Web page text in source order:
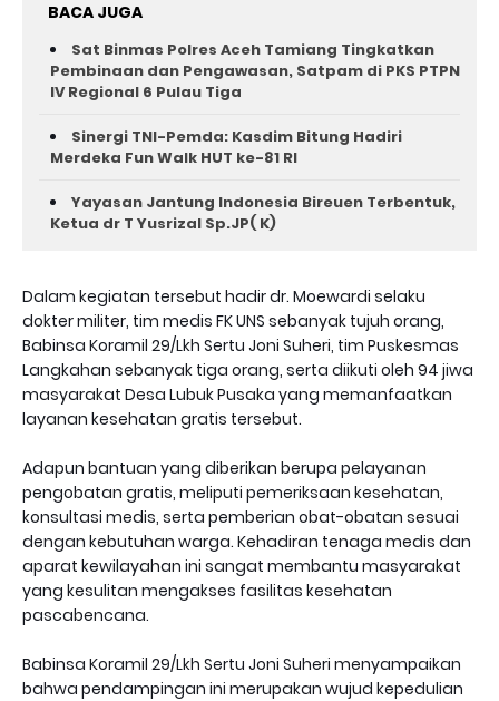
BACA JUGA
Sat Binmas Polres Aceh Tamiang Tingkatkan
Pembinaan dan Pengawasan, Satpam di PKS PTPN
IV Regional 6 Pulau Tiga
Sinergi TNI-Pemda: Kasdim Bitung Hadiri
Merdeka Fun Walk HUT ke-81 RI
Yayasan Jantung Indonesia Bireuen Terbentuk,
Ketua dr T Yusrizal Sp.JP( K)
Dalam kegiatan tersebut hadir dr. Moewardi selaku
dokter militer, tim medis FK UNS sebanyak tujuh orang,
Babinsa Koramil 29/Lkh Sertu Joni Suheri, tim Puskesmas
Langkahan sebanyak tiga orang, serta diikuti oleh 94 jiwa
masyarakat Desa Lubuk Pusaka yang memanfaatkan
layanan kesehatan gratis tersebut.
Adapun bantuan yang diberikan berupa pelayanan
pengobatan gratis, meliputi pemeriksaan kesehatan,
konsultasi medis, serta pemberian obat-obatan sesuai
dengan kebutuhan warga. Kehadiran tenaga medis dan
aparat kewilayahan ini sangat membantu masyarakat
yang kesulitan mengakses fasilitas kesehatan
pascabencana.
Babinsa Koramil 29/Lkh Sertu Joni Suheri menyampaikan
bahwa pendampingan ini merupakan wujud kepedulian